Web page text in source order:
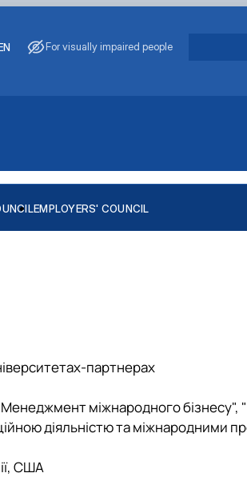
For visually impaired people
EMPLOYERS' COUNCIL
партнерах
міжнародного
діяльністю та міжнародними
США